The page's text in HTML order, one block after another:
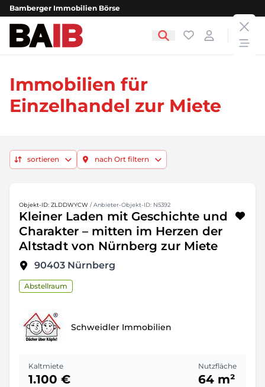
Bamberger Immobilien Börse
Bamberger Immobilien Börse Favoriten
Login
Immobilien für
Einzelhandel zur Miete
sortieren nach Ort filtern
Objekt-ID: ZLDDWYCW / Anbieter-Objekt-ID: N5392
Kleiner Laden mit Geschichte und
Charakter – mitten im Herzen der
Altstadt von Nürnberg zur Miete
90403 Nürnberg
Abstellraum
Schweidler Immobilien
Kaltmiete
1.100 €
Nutzfläche
64 m²